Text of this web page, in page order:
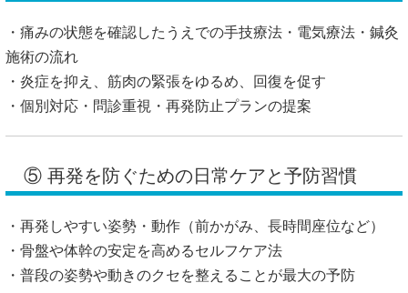
・痛みの状態を確認したうえでの手技療法・電気療法・鍼灸
施術の流れ
・炎症を抑え、筋肉の緊張をゆるめ、回復を促す
・個別対応・問診重視・再発防止プランの提案
⑤ 再発を防ぐための日常ケアと予防習慣
・再発しやすい姿勢・動作（前かがみ、長時間座位など）
・骨盤や体幹の安定を高めるセルフケア法
・普段の姿勢や動きのクセを整えることが最大の予防